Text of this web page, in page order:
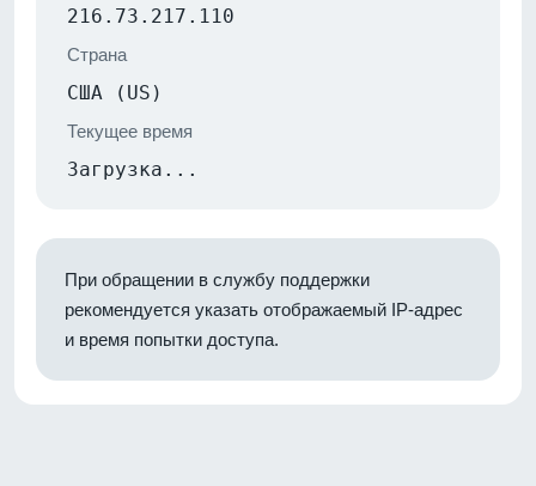
216.73.217.110
Страна
США (US)
Текущее время
Загрузка...
При обращении в службу поддержки
рекомендуется указать отображаемый IP-адрес
и время попытки доступа.